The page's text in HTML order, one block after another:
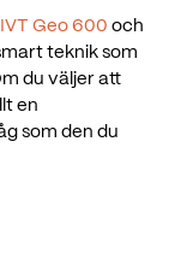
IVT Geo 600 och
teknik som
du väljer att
en
som den du